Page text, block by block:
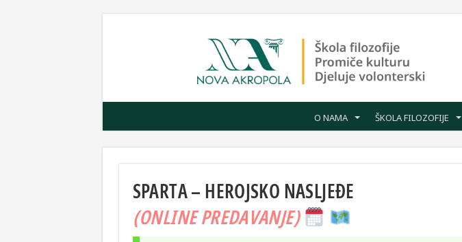
O NAMA ŠKOLA FILOZOFIJE
SPARTA – HEROJSKO NASLJEĐE
(ONLINE PREDAVANJE)